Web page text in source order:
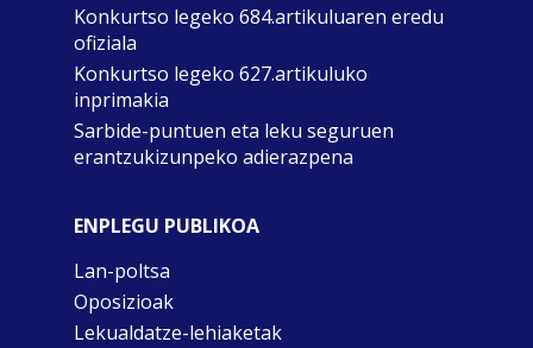
Konkurtso legeko 684.artikuluaren eredu
ofiziala
Konkurtso legeko 627.artikuluko
inprimakia
Sarbide-puntuen eta leku seguruen
erantzukizunpeko adierazpena
ENPLEGU PUBLIKOA
Lan-poltsa
Oposizioak
Lekualdatze-lehiaketak